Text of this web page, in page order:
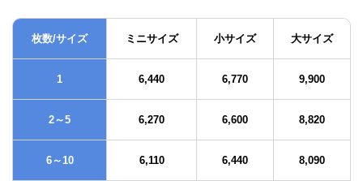
枚数/サイズ ミニサイズ 小サイズ 大サイズ
1 6,440 6,770 9,900
2～5 6,270 6,600 8,820
6～10 6,110 6,440 8,090